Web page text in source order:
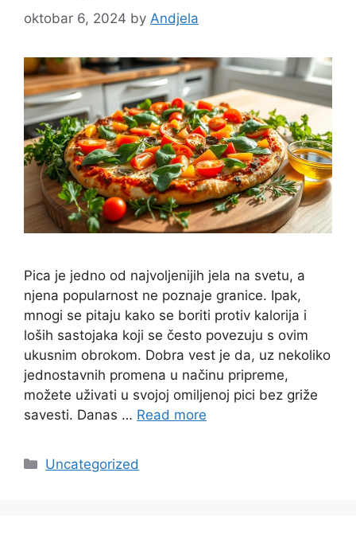
oktobar 6, 2024 by Andjela
Pica je jedno od najvoljenijih jela na svetu, a
njena popularnost ne poznaje granice. Ipak,
mnogi se pitaju kako se boriti protiv kalorija i
loših sastojaka koji se često povezuju s ovim
ukusnim obrokom. Dobra vest je da, uz nekoliko
jednostavnih promena u načinu pripreme,
možete uživati u svojoj omiljenoj pici bez griže
savesti. Danas … Read more
Categories
Uncategorized